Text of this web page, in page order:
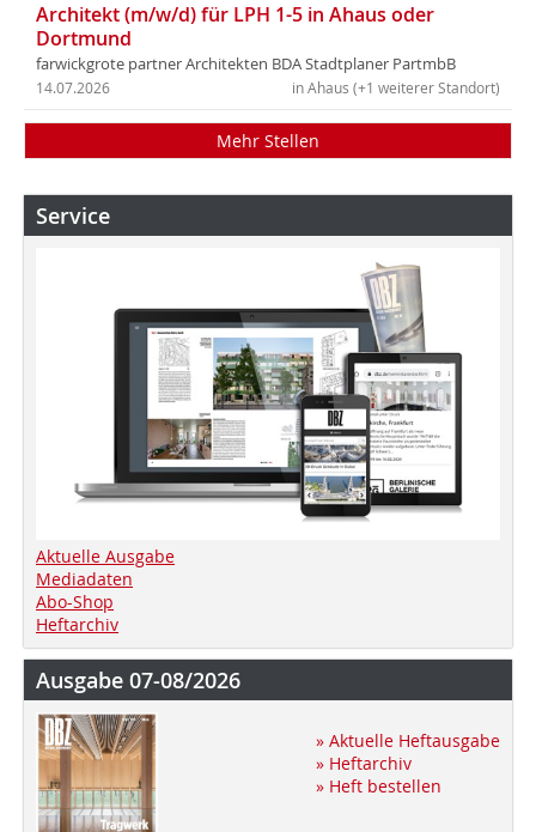
Architekt (m/w/d) für LPH 1-5 in Ahaus oder
Dortmund
farwickgrote partner Architekten BDA Stadtplaner PartmbB
in Ahaus (+1 weiterer Standort)
14.07.2026
Mehr Stellen
Service
Aktuelle Ausgabe
Mediadaten
Abo-Shop
Heftarchiv
Ausgabe 07-08/2026
» Aktuelle Heftausgabe
» Heftarchiv
» Heft bestellen